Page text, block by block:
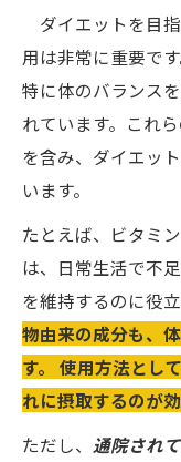
ダイエットを目
用は非常に重要で
特に体のバランス
れています。これ
を含み、ダイエッ
います。
たとえば、ビタミ
は、日常生活で不
を維持するのに役立
物由来の成分も、
す。 使用方法とし
れに摂取するのが効
ただし、 通院され